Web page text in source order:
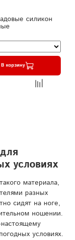
силикон
В корзину
условиях
материала,
разных
сидят на ноге,
ношении.
условиях.